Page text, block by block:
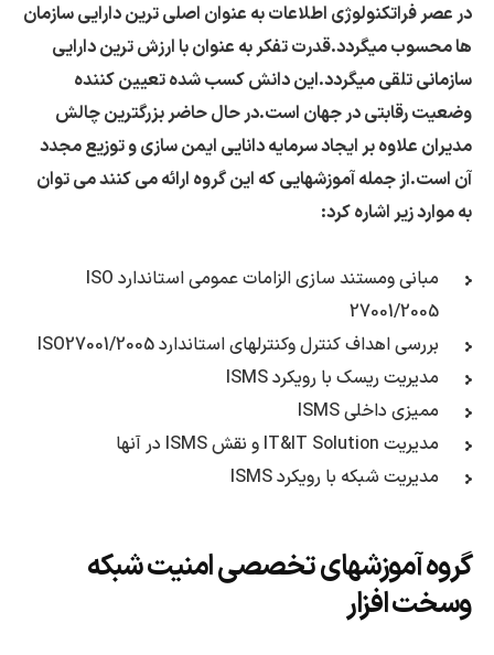
در عصر فراتکنولوژی اطلاعات به عنوان اصلی ترین دارایی سازمان
ها محسوب میگردد.قدرت تفکر به عنوان با ارزش ترین دارایی
سازمانی تلقی میگردد.این دانش کسب شده تعیین کننده
وضعیت رقابتی در جهان است.در حال حاضر بزرگترین چالش
مدیران علاوه بر ایجاد سرمایه دانایی ایمن سازی و توزیع مجدد
آن است.از جمله آموزشهایی که این گروه ارائه می کنند می توان
به موارد زیر اشاره کرد:
مبانی ومستند سازی الزامات عمومی استاندارد ISO
27001/2005
بررسی اهداف کنترل وکنترلهای استاندارد ISO27001/2005
مدیریت ریسک با رویکرد ISMS
ممیزی داخلی ISMS
مدیریت IT&IT Solution و نقش ISMS در آنها
مدیریت شبکه با رویکرد ISMS
گروه آموزشهای تخصصی امنیت شبکه
وسخت افزار